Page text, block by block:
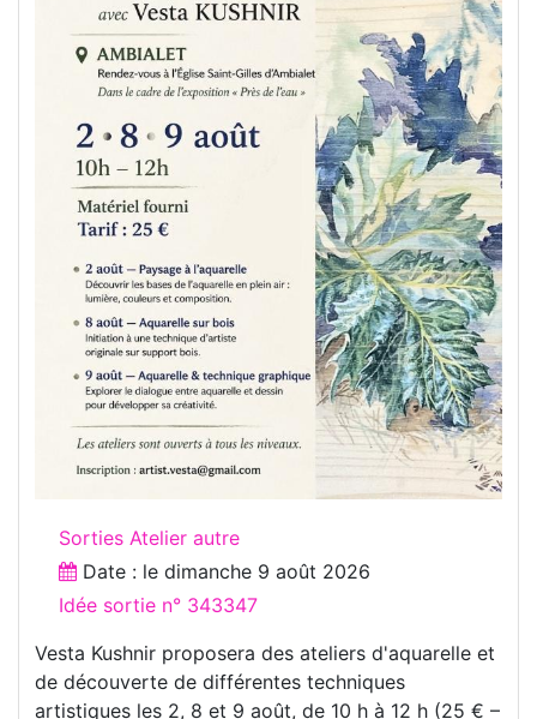
Sorties Atelier autre
Date : le dimanche 9 août 2026
Idée sortie n° 343347
Vesta Kushnir proposera des ateliers d'aquarelle et
de découverte de différentes techniques
artistiques les 2, 8 et 9 août, de 10 h à 12 h (25 € –